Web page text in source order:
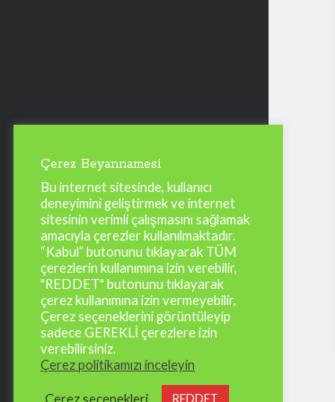
Çerez Beyannamesi
Bu internet sitesinde, kullanıcı
deneyimini geliştirmek ve internet
sitesinin verimli çalışmasını sağlamak
amacıyla çerezler kullanılmaktadır.
“Kabul” butonunu tıklayarak TÜM
çerezlerin kullanımına izin verebilir,
"REDDET" butonunu tıklayarak
çerez kullanımına izin vermeyebilir,
Çerez seçeneklerini görüntüleyip
sadece GEREKLİ çerezlere izin
verebilirsiniz.
Çerez politikamızı inceleyin
Çerez seçenekleri REDDET